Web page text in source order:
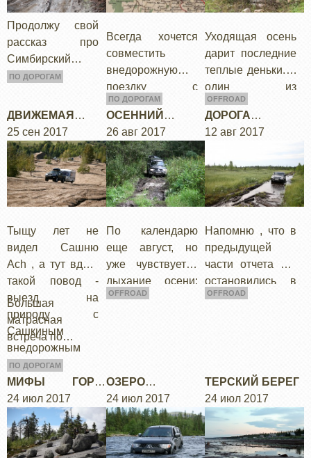
идеями…
Продолжу свой
рассказ про
Симбирский
тракт. Покидаем
Святое
Степуринское
ПО ДОРОГАМ
Всегда хочется
совместить
внедорожную
поездку с
историческим
контекстом.
Готовя маршрут,
погружаешься на
несколько
столетий назад а
потом…
ПО ДОРОГАМ
Уходящая осень
дарит последние
теплые деньки. В
один из
октябрьских
выходных мы
решили
небольшое
полувнедорожно
е путешествие по
OFFROAD
ДВИЖЕМАЯ
НЕДВИЖИМОСТ
Ь ГЛАВНЫЕ
ВКЛАДКИ
25 сен 2017
Тыщу лет не
видел Сашню
Ach , а тут вдруг
такой повод -
выезд на
природу с
Сашкиным
внедорожным
домиком.
Большая
матрасная
встреча по…
ПО ДОРОГАМ
ОСЕННИЙ
ВЫЕЗД
26 авг 2017
По календарю
еще август, но
уже чувствуется
дыхание осени:
ночью не слышно
OFFROAD
ДОРОГА
"ОКТЯБРЬСКИЙ-
12 авг 2017
Напомню , что в
предыдущей
части отчета мы
остановились в
Ловозерских
Ловозер вниз в
сторону…
OFFROAD
МИФЫ ГОРЫ
ВОТТОВАРА
24 июл 2017
ОЗЕРО
ГОЛЬЦОВОЕ
24 июл 2017
ТЕРСКИЙ БЕРЕГ
24 июл 2017